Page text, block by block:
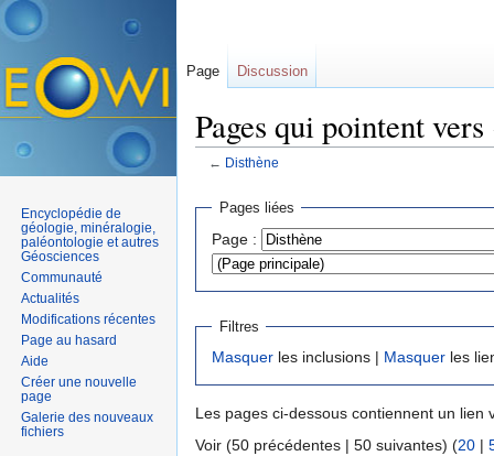
Pages qui pointent
← Disthène
Pages liées
Page :
Filtres
Masquer les inclusions | Masquer les
Les pages ci-dessous contiennent un lien
Voir (50 précédentes | 50 suivantes) (20 |
Page Discussion
Encyclopédie de
géologie, minéralogie,
paléontologie et autres
Géosciences
Communauté
Actualités
Modifications récentes
Page au hasard
Aide
Créer une nouvelle
page
Galerie des nouveaux
fichiers